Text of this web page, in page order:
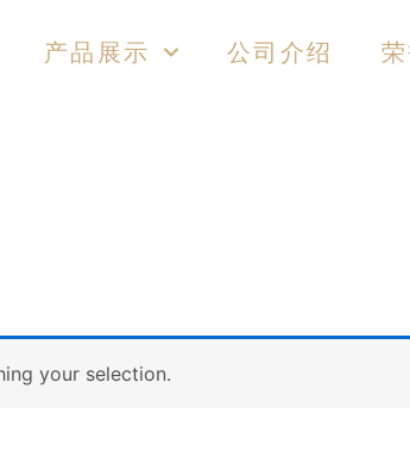
产品展示 公司介绍
your selection.